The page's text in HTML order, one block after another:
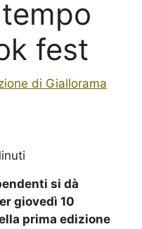
fest
di Giallorama
si dà
giovedì 10
prima edizione